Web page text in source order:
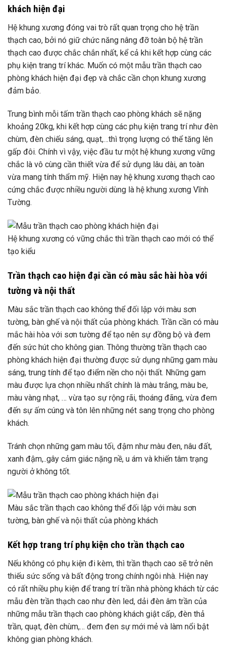
khách hiện đại
Hệ khung xương đóng vai trò rất quan trọng cho hệ trần
thạch cao, bởi nó giữ chức năng nâng đỡ toàn bộ hệ trần
thạch cao được chắc chắn nhất, kể cả khi kết hợp cùng các
phụ kiện trang trí khác. Muốn có một mẫu trần thạch cao
phòng khách hiện đại đẹp và chắc cần chọn khung xương
đảm bảo.
Trung bình mỗi tấm trần thạch cao phòng khách sẽ nặng
khoảng 20kg, khi kết hợp cùng các phụ kiện trang trí như đèn
chùm, đèn chiếu sáng, quạt,…thì trọng lượng có thể tăng lên
gấp đôi. Chính vì vậy, việc đầu tư một hệ khung xương vững
chắc là vô cùng cần thiết vừa để sử dụng lâu dài, an toàn
vừa mang tính thẩm mỹ. Hiện nay hệ khung xương thạch cao
cứng chắc được nhiều người dùng là hệ khung xương Vĩnh
Tường.
Hệ khung xương có vững chắc thì trần thạch cao mới có thể
tạo kiểu
Trần thạch cao hiện đại cần có màu sắc hài hòa với
tường và nội thất
Màu sắc trần thạch cao không thể đối lập với màu sơn
tường, bàn ghế và nội thất của phòng khách. Trần cần có màu
mắc hài hòa với sơn tường để tạo nên sự đồng bộ và đem
đến sức hút cho không gian. Thông thường trần thạch cao
phòng khách hiện đại thường được sử dụng những gam màu
sáng, trung tính để tạo điểm nền cho nội thất. Những gam
màu được lựa chọn nhiều nhất chính là màu trắng, màu be,
màu vàng nhạt, … vừa tạo sự rộng rãi, thoáng đãng, vừa đem
đến sự ấm cúng và tôn lên những nét sang trọng cho phòng
khách.
Tránh chọn những gam màu tối, đậm như màu đen, nâu đất,
xanh đậm,..gây cảm giác nặng nề, u ám và khiến tâm trạng
người ở không tốt.
Màu sắc trần thạch cao không thể đối lập với màu sơn
tường, bàn ghế và nội thất của phòng khách
Kết hợp trang trí phụ kiện cho trần thạch cao
Nếu không có phụ kiện đi kèm, thì trần thạch cao sẽ trở nên
thiếu sức sống và bất động trong chính ngôi nhà. Hiện nay
có rất nhiều phụ kiện để trang trí trần nhà phòng khách từ các
mẫu đèn trần thạch cao như đèn led, dải đèn âm trần của
những mẫu trần thạch cao phòng khách giật cấp, đèn thả
trần, quạt, đèn chùm,… đem đen sự mới mẻ và làm nổi bật
không gian phòng khách.